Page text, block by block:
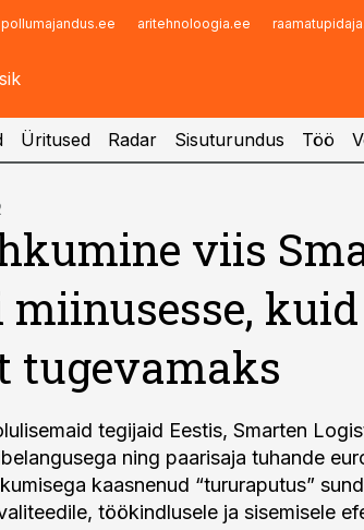
pollumajandus.ee aritehnoloogia.ee
Üritused Radar Sisuturundus Töö
viis
tugevamaks
tegijaid Eestis, Smarten
ning paarisaja tuhande
kaasnenud “tururaputus”
töökindlusele ja sisemisele